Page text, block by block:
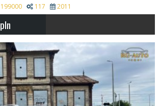
199000 117 2011
pln